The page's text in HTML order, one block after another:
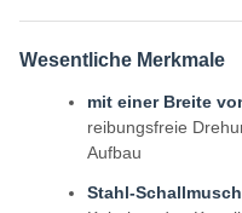
Wesentliche Merkmale
mit einer Breite
reibungsfreie
Aufbau
Stahl-